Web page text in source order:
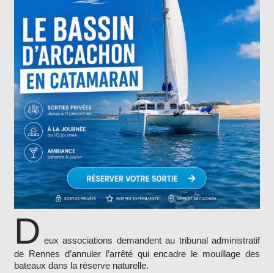
D eux associations demandent au tribunal administratif
de Rennes d’annuler l’arrêté qui encadre le mouillage des
bateaux dans la réserve naturelle.